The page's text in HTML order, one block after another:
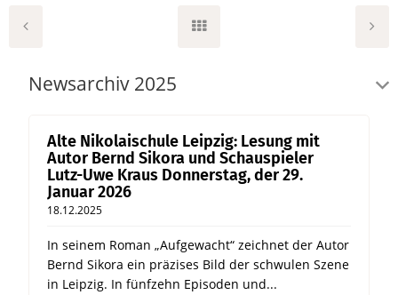
Newsarchiv 2025
Alte Nikolaischule Leipzig: Lesung mit
Autor Bernd Sikora und Schauspieler
Lutz-Uwe Kraus Donnerstag, der 29.
Januar 2026
18.12.2025
In seinem Roman „Aufgewacht“ zeichnet der Autor
Bernd Sikora ein präzises Bild der schwulen Szene
in Leipzig. In fünfzehn Episoden und...